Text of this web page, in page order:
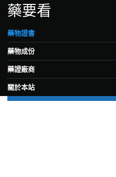
藥要看
藥物證書
藥物成份
藥證廠商
關於本站